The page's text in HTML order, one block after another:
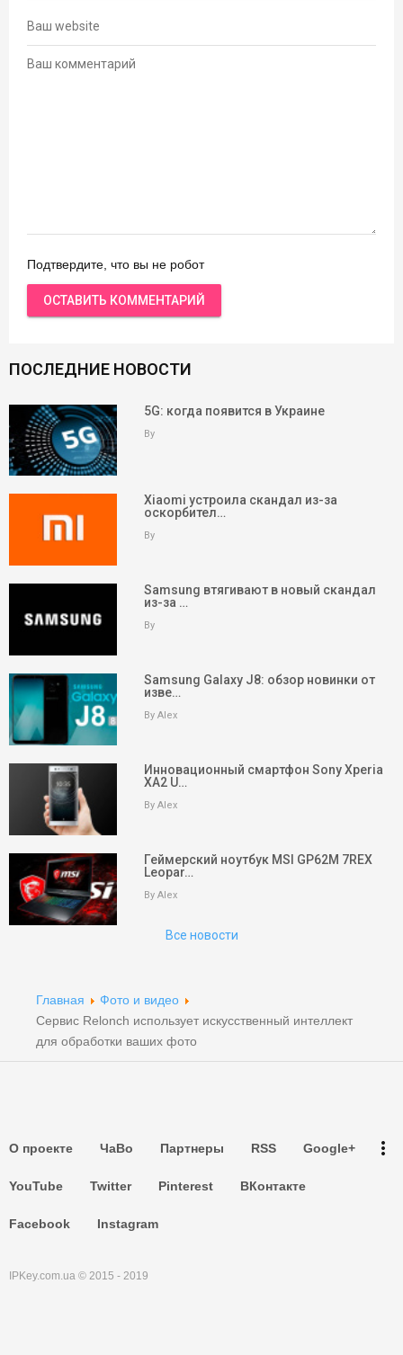
Подтвердите, что вы не робот
ПОСЛЕДНИЕ НОВОСТИ
5G: когда появится в Украине
By
Xiaomi устроила скандал из-за
оскорбител…
By
Samsung втягивают в новый скандал
из-за …
By
Samsung Galaxy J8: обзор новинки от
изве…
By Alex
Инновационный смартфон Sony Xperia
XA2 U…
By Alex
Геймерский ноутбук MSI GP62M 7REX
Leopar…
By Alex
Все новости
Главная
Фото и видео
Сервис Relonch использует искусственный интеллект
для обработки ваших фото
О проекте ЧаВо Партнеры RSS Google+
YouTube Twitter Pinterest ВКонтакте
Facebook Instagram
more_vert
Партнеры
IPKey.com.ua © 2015 - 2019